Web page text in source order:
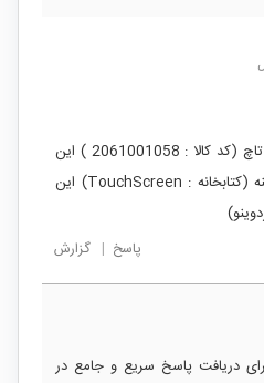
میشه با همون کتابخانه ای که تاچ (کد کالا : 2061001058 ) این
ال سی دی رو راه اندازی میکنه (کتابخانه : TouchScreen) این
پاسخ | گزارش
دریافت پاسخ سریع و جامع در